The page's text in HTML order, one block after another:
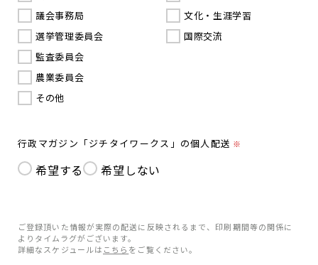
議会事務局
選挙管理委員会
監査委員会
農業委員会
その他
文化・生涯学習
国際交流
行政マガジン「ジチタイワークス」の個人配送 ※
希望する 希望しない
ご登録頂いた情報が実際の配送に反映されるまで、印刷期間等の関係に
よりタイムラグがございます。
詳細なスケジュールは こちら をご覧ください。